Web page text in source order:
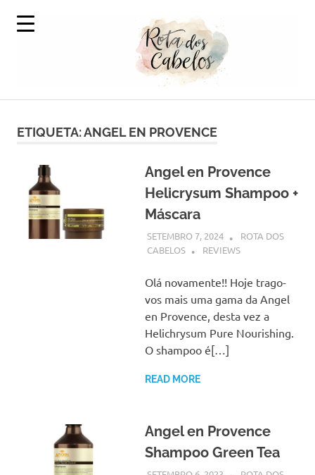
Rota
dos
Cabelos
Mundo
Produtos
Capilares
ETIQUETA:ANGEL EN PROVENCE
Angel en Provence
Helicrysum Shampoo +
Máscara
SETEMBRO 7, 2024
ROTA DOS
CABELOS
REVIEWS
Olá novamente!! Hoje trago-
vos mais uma gama da Angel
en Provence, desta vez a
Helichrysum Pure Nourishing.
O shampoo é[…]
READ MORE
Angel en Provence
Shampoo Green Tea